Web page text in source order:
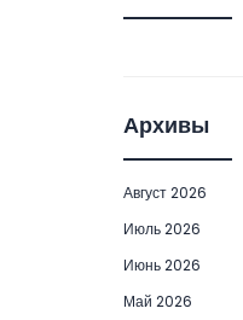
Архивы
Август 2026
Июль 2026
Июнь 2026
Май 2026